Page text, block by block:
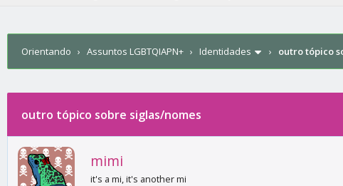
Orientando › Assuntos LGBTQIAPN+ › Identidades › outro tópico
0 votos - 0 média
1
2
3
4
5
outro tópico sobre siglas/nomes
mimi
it's a mi, it's another mi